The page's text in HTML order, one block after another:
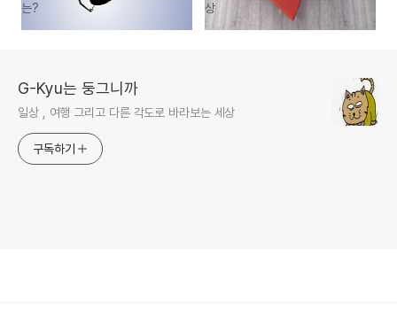
는?
상
G-Kyu는 둥그니까
일상 , 여행 그리고 다른 각도로 바라보는 세상
구독하기